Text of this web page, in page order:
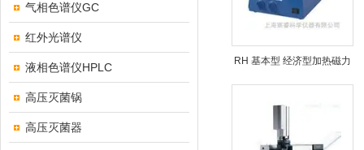
气相色谱仪GC
红外光谱仪
液相色谱仪HPLC
高压灭菌锅
高压灭菌器
RH 基本型 经济型加热磁力
搅拌器